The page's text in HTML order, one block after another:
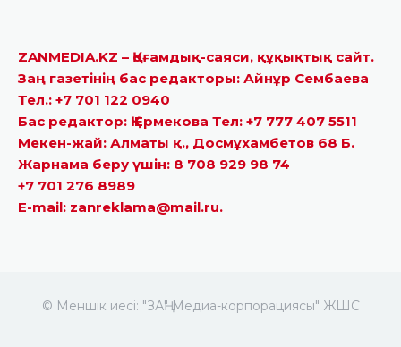
ZANMEDIA.KZ – Қоғамдық-саяси, құқықтық сайт.
Заң газетінің бас редакторы: Айнұр Сембаева
Тел.: +7 701 122 0940
Бас редактор: Қ.Ермекова Тел: +7 777 407 5511
Мекен-жай: Алматы қ., Досмұхамбетов 68 Б.
Жарнама беру үшін: 8 708 929 98 74
+7 701 276 8989
E-mail: zanreklama@mail.ru.
© Меншік иесі: "ЗАҢ" Медиа-корпорациясы" ЖШС